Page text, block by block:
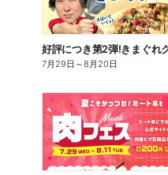
7月29日 ～8月20日